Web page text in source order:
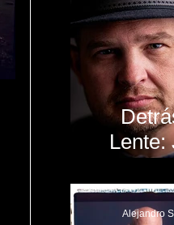
Lente:
Alejandro